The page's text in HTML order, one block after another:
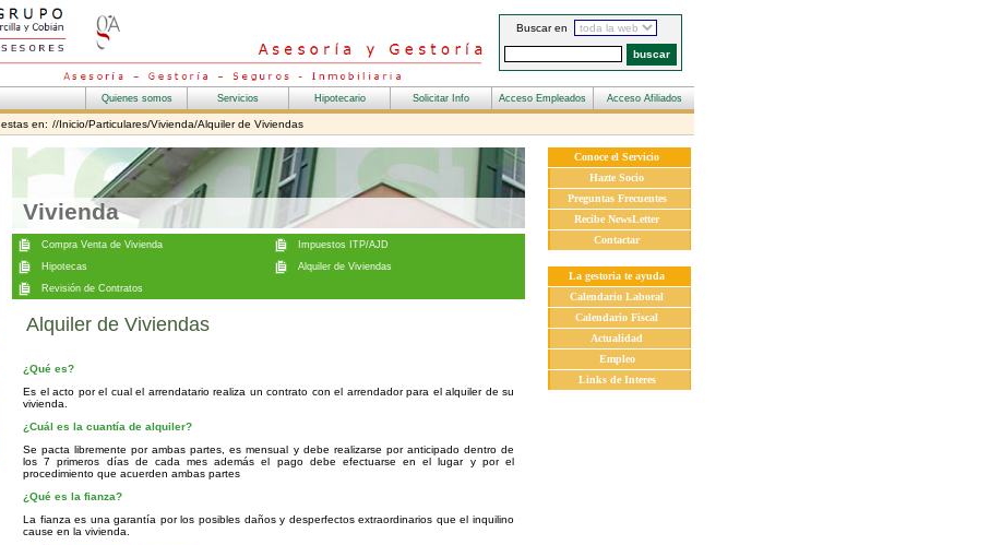
Buscar en
estas en: //Inicio/Particulares/Vivienda/Alquiler de Viviendas
Vivienda
Alquiler de Viviendas
¿Qué es?
Es el acto por el cual el arrendatario realiza un contrato con el arrendador para el alquiler de su
vivienda.
¿Cuál es la cuantía de alquiler?
Se pacta libremente por ambas partes, es mensual y debe realizarse por anticipado dentro de
los 7 primeros días de cada mes además el pago debe efectuarse en el lugar y por el
procedimiento que acuerden ambas partes
¿Qué es la fianza?
La fianza es una garantía por los posibles daños y desperfectos extraordinarios que el inquilino
cause en la vivienda.
Conoce el Servicio
Hazte Socio
Preguntas Frecuentes
Recibe NewsLetter
Contactar
La gestoria te ayuda
Calendario Laboral
Calendario Fiscal
Actualidad
Empleo
Links de Interes